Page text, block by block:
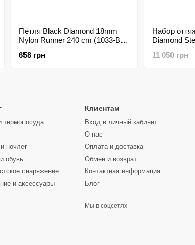
Петля Black Diamond 18mm
Nylon Runner 240 cm (1033-BD
658 грн
Набор
Diamond
11 050 грн
термопосуда
ночлег
обувь
снаряжение
и аксессуары
Клиентам
Вход в личный кабинет
О нас
Оплата и доставка
Обмен и возврат
Контактная информация
Блог
Мы в соцсетях